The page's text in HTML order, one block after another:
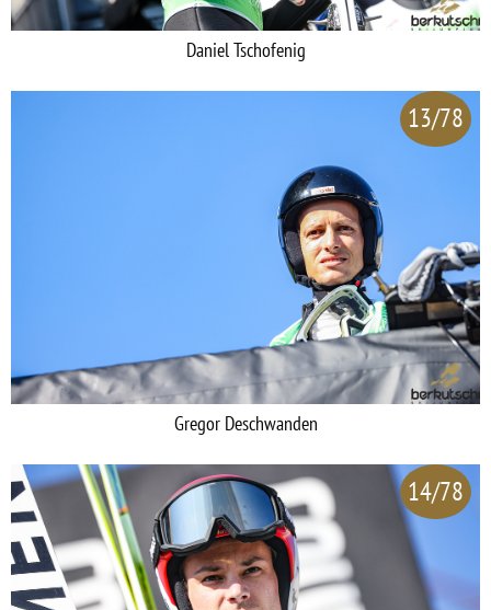
Daniel Tschofenig
13/78
Gregor Deschwanden
14/78